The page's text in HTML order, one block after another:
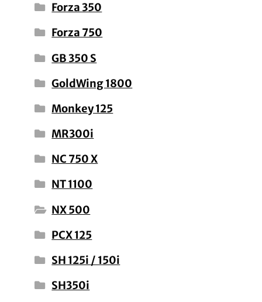
Forza 350
Forza 750
GB 350 S
GoldWing 1800
Monkey 125
MR300i
NC 750 X
NT 1100
NX 500
PCX 125
SH 125i / 150i
SH350i